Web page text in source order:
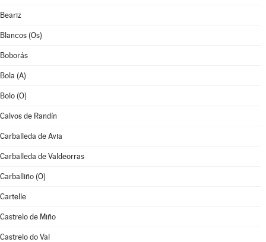
Beariz
Blancos (Os)
Boborás
Bola (A)
Bolo (O)
Calvos de Randín
Carballeda de Avia
Carballeda de Valdeorras
Carballiño (O)
Cartelle
Castrelo de Miño
Castrelo do Val